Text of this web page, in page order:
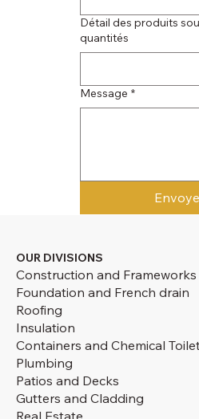
Détail des produits
quantités
Message *
OUR DIVISIONS
Construction and Frameworks
Foundation and French drain
Roofing
Insulation
Containers and Chemical
Plumbing
Patios and Decks
Gutters and Cladding
Real Estate